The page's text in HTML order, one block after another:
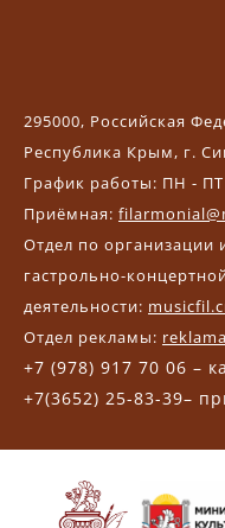
295000, Российская
Республика Крым, г.
График работы: ПН -
Приёмная:
Отдел по организации
гастрольно-
деятельности:
Отдел рекламы:
+7 (978) 917 70 06 –
+7(3652) 25-83-39–